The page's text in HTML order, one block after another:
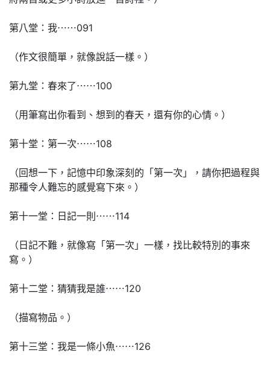
第八堂：我⋯⋯091
（作文很簡單，就像說話一樣。）
第九堂：春來了⋯⋯100
（用筆寫出你看到、想到的春天，還有你的心情。）
第十堂：第一次⋯⋯108
（回想一下，記憶中印象深刻的「第一次」，請你把過程與
那種令人難忘的感覺寫下來。）
第十一堂：日記一則⋯⋯114
（日記不難，就像寫「第一次」一樣，找比較特別的事來
寫。）
第十二堂：猜猜我是誰⋯⋯120
（描寫物品。）
第十三堂：我是一條小魚⋯⋯126